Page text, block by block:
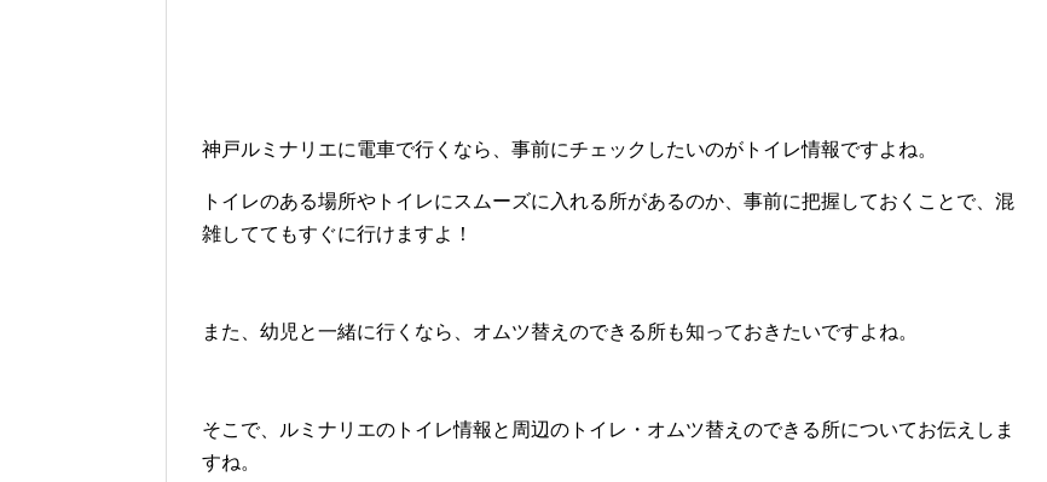
神戸ルミナリエに電車で行くなら、事前にチェックしたいのがトイレ情報ですよね。
トイレのある場所やトイレにスムーズに入れる所があるのか、事前に把握しておくことで、混
雑しててもすぐに行けますよ！
また、幼児と一緒に行くなら、オムツ替えのできる所も知っておきたいですよね。
そこで、ルミナリエのトイレ情報と周辺のトイレ・オムツ替えのできる所についてお伝えしま
すね。